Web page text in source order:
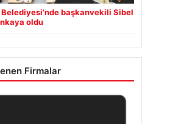
başkanvekili Sibel
oldu
Firmalar